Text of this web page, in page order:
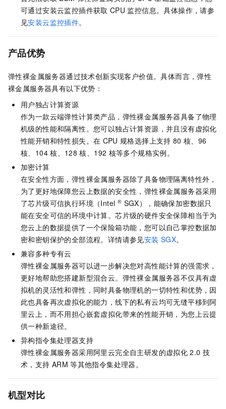
可通过安装云监控插件获取 CPU 监控信息。具体操作，请参
见安装云监控插件。
产品优势
弹性裸金属服务器通过技术创新实现客户价值。具体而言，弹性
裸金属服务器具有以下优势：
用户独占计算资源
作为一款云端弹性计算类产品，弹性裸金属服务器具备了物理
机级的性能和隔离性。您可以独占计算资源，并且没有虚拟化
性能开销和特性损失。在 CPU 规格选择上支持 80 核、96
核、104 核、128 核、192 核等多个规格实例。
加密计算
在安全性方面，弹性裸金属服务器除了具备物理隔离特性外，
为了更好地保障您云上数据的安全性，弹性裸金属服务器采用
了芯片级可信执行环境（Intel ® SGX），能确保加密数据只
能在安全可信的环境中计算。芯片级的硬件安全保障相当于为
您云上的数据提供了一个保险箱功能，您可以自己掌控数据加
密和密钥保护的全部流程。详情请参见安装 SGX。
兼容多种专有云
弹性裸金属服务器可以进一步解决您对高性能计算的强需求，
更好地帮助您搭建新型混合云。弹性裸金属服务器不仅具有虚
拟机的灵活性和弹性，同时具备物理机的一切特性和优势，因
此也具备再次虚拟化的能力，线下的私有云均可无缝平移到阿
里云上，而不用担心嵌套虚拟化带来的性能开销，为您上云提
供一种新途径。
异构指令集处理器支持
弹性裸金属服务器采用阿里云完全自主研发的虚拟化 2.0 技
术，支持 ARM 等其他指令集处理器。
机型对比